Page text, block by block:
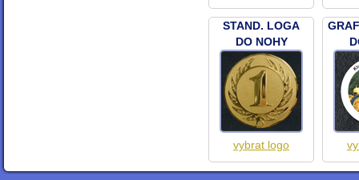
STAND. LOGA
DO NOHY
vybrat logo